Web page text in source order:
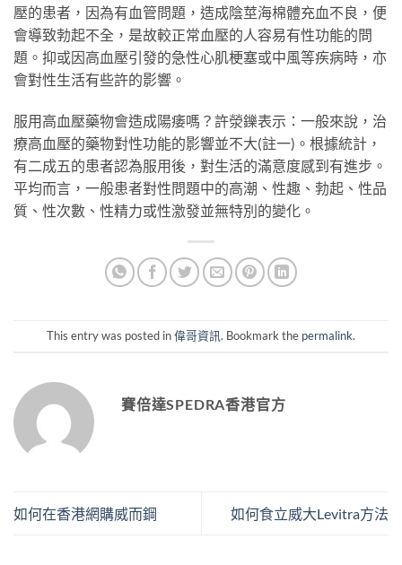
壓的患者，因為有血管問題，造成陰莖海棉體充血不良，便
會導致勃起不全，是故較正常血壓的人容易有性功能的問
題。抑或因高血壓引發的急性心肌梗塞或中風等疾病時，亦
會對性生活有些許的影響。
服用高血壓藥物會造成陽痿嗎？許滎鑠表示：一般來說，治
療高血壓的藥物對性功能的影響並不大(註一)。根據統計，
有二成五的患者認為服用後，對生活的滿意度感到有進步。
平均而言，一般患者對性問題中的高潮、性趣、勃起、性品
質、性次數、性精力或性激發並無特別的變化。
This entry was posted in偉哥資訊. Bookmark the permalink.
賽倍達SPEDRA香港官方
如何在香港網購威而鋼 如何食立威大Levitra方法